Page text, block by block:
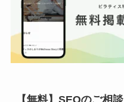
【無料】SEOのご相談